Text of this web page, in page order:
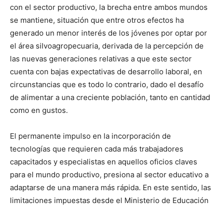
con el sector productivo, la brecha entre ambos mundos
se mantiene, situación que entre otros efectos ha
generado un menor interés de los jóvenes por optar por
el área silvoagropecuaria, derivada de la percepción de
las nuevas generaciones relativas a que este sector
cuenta con bajas expectativas de desarrollo laboral, en
circunstancias que es todo lo contrario, dado el desafío
de alimentar a una creciente población, tanto en cantidad
como en gustos.
El permanente impulso en la incorporación de
tecnologías que requieren cada más trabajadores
capacitados y especialistas en aquellos oficios claves
para el mundo productivo, presiona al sector educativo a
adaptarse de una manera más rápida. En este sentido, las
limitaciones impuestas desde el Ministerio de Educación